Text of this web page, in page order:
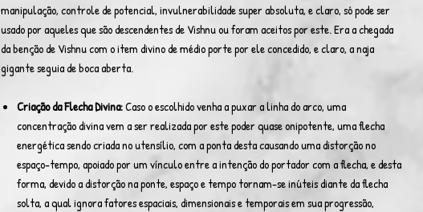
manipulação, controle de potencial, invulnerabilidade super absoluta, e claro, só pode ser
usado por aqueles que são descendentes de Vishnu ou foram aceitos por este. Era a chegada
da benção de Vishnu com o item divino de médio porte por ele concedido, e claro, a naja
gigante seguia de boca aberta.
Criação da Flecha Divina:Caso o escolhido venha a puxar a linha do arco, uma
concentração divina vem a ser realizada por este poder quase onipotente, uma flecha
energética sendo criada no utensílio, com a ponta desta causando uma distorção no
espaço-tempo, apoiado por um vínculo entre a intenção do portador com a flecha, e desta
forma, devido a distorção na ponte, espaço e tempo tornam-se inúteis diante da flecha
solta, a qual ignora fatores espaciais, dimensionais e temporais em sua progressão,